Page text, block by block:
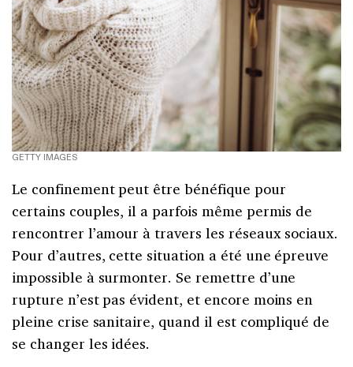
GETTY IMAGES
Le confinement peut être bénéfique pour
certains couples, il a parfois même permis de
rencontrer l’amour à travers les réseaux sociaux.
Pour d’autres, cette situation a été une épreuve
impossible à surmonter. Se remettre d’une
rupture n’est pas évident, et encore moins en
pleine crise sanitaire, quand il est compliqué de
se changer les idées.